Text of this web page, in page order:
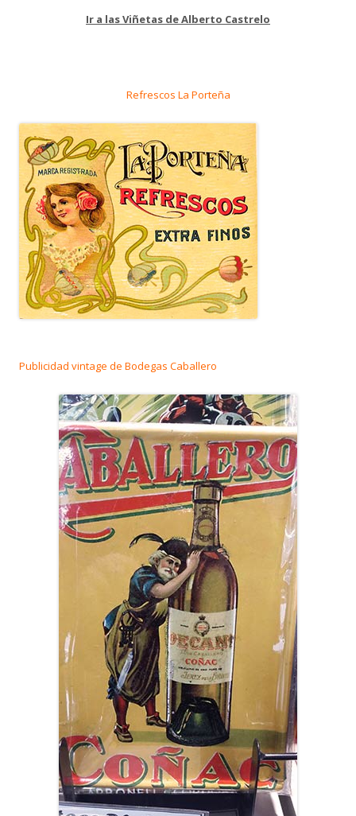
Ir a las Viñetas de Alberto Castrelo
Refrescos La Porteña
Publicidad vintage de Bodegas Caballero